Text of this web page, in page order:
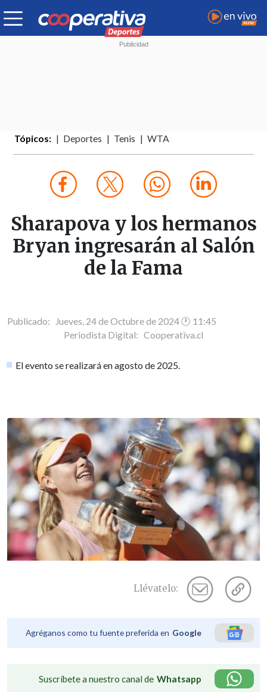
Tópicos: Deportes Tenis WTA
Sharapova y los hermanos
Bryan ingresarán al Salón
de la Fama
Publicado: Jueves, 24 de Octubre de 2024 🕐 11:45
Periodista Digital: Cooperativa.cl
El evento se realizará en agosto de 2025.
Llévatelo:
Agréganos como tu fuente preferida en Google
Suscríbete a nuestro canal de Whatsapp